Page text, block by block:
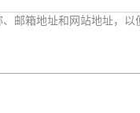
邮箱地址和网站地址，以